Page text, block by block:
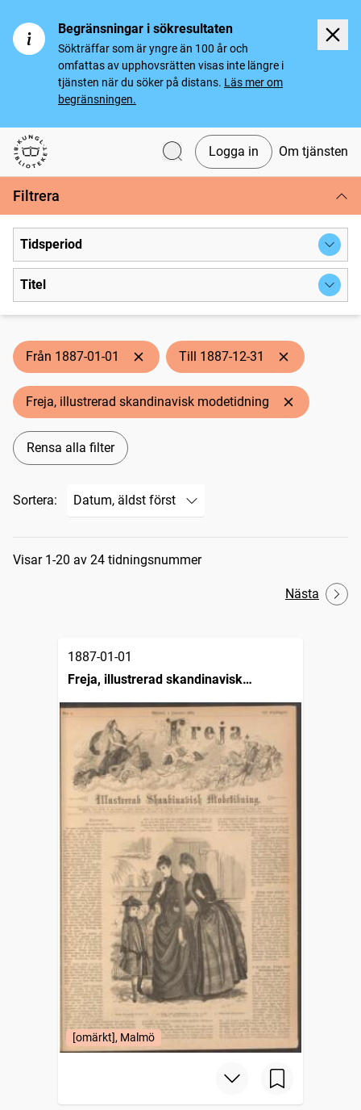
Begränsningar i sökresultaten
Sökträffar som är yngre än 100 år och
omfattas av upphovsrätten visas inte längre i
tjänsten när du söker på distans. Läs mer om
begränsningen.
Svenska tidningar
Logga in Om tjänsten
Filtrera
Tidsperiod
Titel
Från 1887-01-01 Till 1887-12-31
Freja, illustrerad skandinavisk modetidning
Rensa alla filter
Sortera:
Sökresultat
Visar 1-20 av 24 tidningsnummer
Nästa
1887-01-01
Freja, illustrerad skandinavisk
modetidning
[omärkt], Malmö